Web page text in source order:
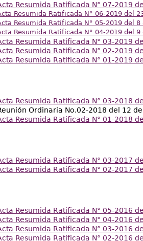
Resumida Ratificada N° 07-2019
Resumida Ratificada N° 06-2019 del
Resumida Ratificada N° 05-2019 del 8
Resumida Ratificada N° 04-2019 del 9
Resumida Ratificada N° 03-2019
Resumida Ratificada N° 02-2019
Resumida Ratificada N° 01-2019
Resumida Ratificada N° 03-2018
Ordinaria No.02-2018 del 12
Resumida Ratificada N° 01-2018
Resumida Ratificada N° 03-2017
Resumida Ratificada N° 02-2017
Resumida Ratificada N° 05-2016
Resumida Ratificada N° 04-2016
Resumida Ratificada N° 03-2016
Resumida Ratificada N° 02-2016